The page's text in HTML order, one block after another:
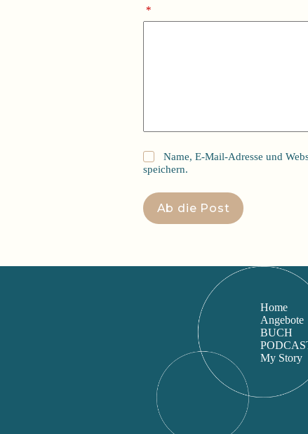
*
Name, E-Mail-Adresse und
speichern.
Ab die Post
Home
Angebote
BUCH
My Story